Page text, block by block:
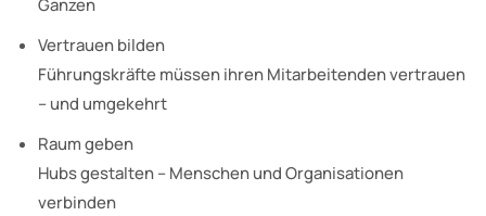
Ganzen
Vertrauen bilden
Führungskräfte müssen ihren Mitarbeitenden vertrauen
– und umgekehrt
Raum geben
Hubs gestalten – Menschen und Organisationen
verbinden